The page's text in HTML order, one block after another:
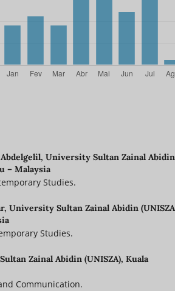
University Sultan Zainal Abidin
– Malaysia
Studies.
University Sultan Zainal Abidin
Studies.
Zainal Abidin (UNISZA), Kuala
Communication.